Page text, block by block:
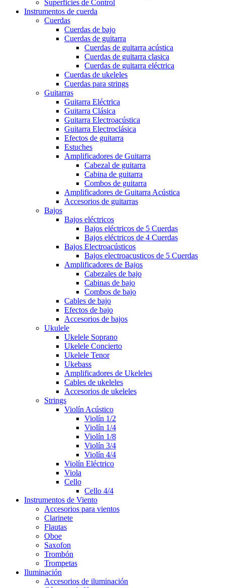
Superficies de Control
Instrumentos de cuerda
Cuerdas
Cuerdas de bajo
Cuerdas de guitarra
Cuerdas de guitarra acústica
Cuerdas de guitarra clasica
Cuerdas de guitarra eléctrica
Cuerdas de ukeleles
Cuerdas para strings
Guitarras
Guitarra Eléctrica
Guitarra Clásica
Guitarra Electroacústica
Guitarra Electroclásica
Efectos de guitarra
Estuches
Amplificadores de Guitarra
Cabezal de guitarra
Cabina de guitarra
Combos de guitarra
Amplificadores de Guitarra Acústica
Accesorios de guitarras
Bajos
Bajos eléctricos
Bajos eléctricos de 5 Cuerdas
Bajos eléctricos de 4 Cuerdas
Bajos Electroacústicos
Bajos electroacusticos de 5 Cuerdas
Amplificadores de Bajos
Cabezales de bajo
Cabinas de bajo
Combos de bajo
Cables de bajo
Efectos de bajo
Accesorios de bajos
Ukulele
Ukelele Soprano
Ukelele Concierto
Ukelele Tenor
Ukebass
Amplificadores de Ukeleles
Cables de ukeleles
Accesorios de ukeleles
Strings
Violín Acústico
Violín 1/2
Violín 1/4
Violín 1/8
Violín 3/4
Violín 4/4
Violín Eléctrico
Viola
Cello
Cello 4/4
Instrumentos de Viento
Accesorios para vientos
Clarinete
Flautas
Oboe
Saxofon
Trombón
Trompetas
Iluminación
Accesorios de iluminación